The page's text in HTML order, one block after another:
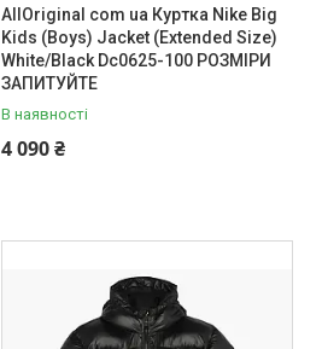
AllOriginal com ua Куртка Nike Big
Kids (Boys) Jacket (Extended Size)
White/Black Dc0625-100 РОЗМІРИ
ЗАПИТУЙТЕ
В наявності
4 090 ₴